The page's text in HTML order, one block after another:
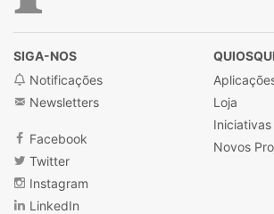
SIGA-NOS
Notificações
Newsletters
Facebook
Twitter
Instagram
LinkedIn
Loja
Iniciativas
Novos